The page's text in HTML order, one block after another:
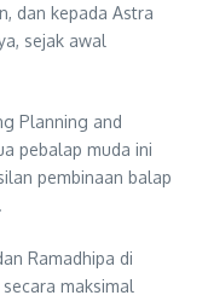
dan kepada Astra
sejak awal
Planning and
pebalap muda ini
pembinaan balap
Ramadhipa di
maksimal